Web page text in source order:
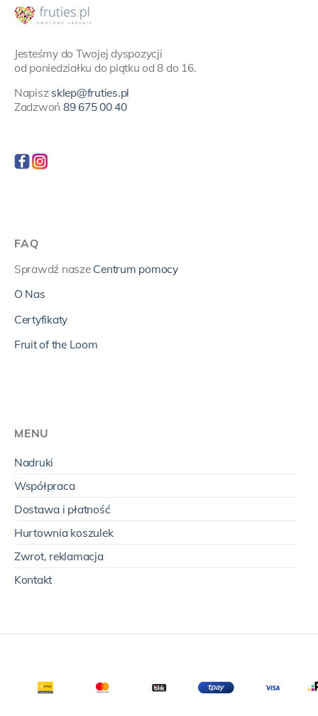
Jesteśmy do Twojej dyspozycji
od poniedziałku do piątku od 8 do 16.
Napisz sklep@fruties.pl
Zadzwoń 89 675 00 40
FAQ
Sprawdź nasze Centrum pomocy
O Nas
Certyfikaty
Fruit of the Loom
MENU
Nadruki
Współpraca
Dostawa i płatność
Hurtownia koszulek
Zwrot, reklamacja
Kontakt